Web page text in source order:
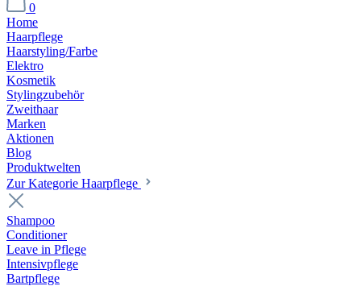
0
Home
Haarpflege
Haarstyling/Farbe
Elektro
Kosmetik
Stylingzubehör
Zweithaar
Marken
Aktionen
Blog
Produktwelten
Zur Kategorie Haarpflege
Shampoo
Conditioner
Leave in Pflege
Intensivpflege
Bartpflege